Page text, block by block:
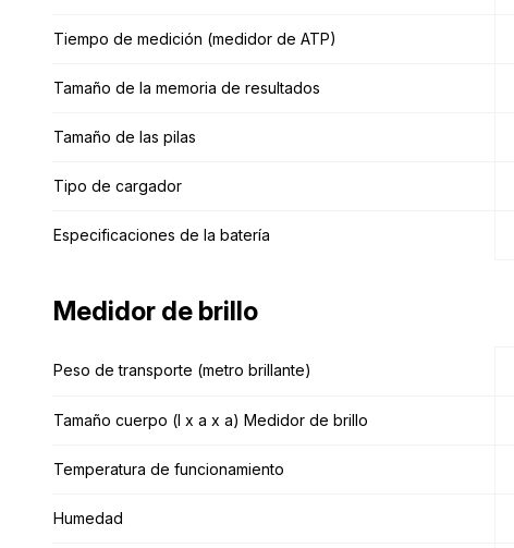
Tiempo de medición (medidor de ATP)
Tamaño de la memoria de resultados
Tamaño de las pilas
Tipo de cargador
Especificaciones de la batería
Medidor de brillo
Peso de transporte (metro brillante)
Tamaño cuerpo (l x a x a) Medidor de brillo
Temperatura de funcionamiento
Humedad
Tiempo de medición (medidor de ATP)
Tamaño de la memoria de resultados
Tamaño de las pilas
Tipo de cargador
Especificaciones de la batería
Medidor de brillo
Peso de transporte (metro brillante)
Tamaño cuerpo (l x a x a) Medidor de brillo
Temperatura de funcionamiento
Humedad